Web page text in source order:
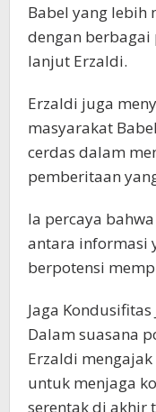
Babel yang lebih
dengan berbagai
lanjut Erzaldi.
Erzaldi juga
masyarakat
cerdas dalam
pemberitaan
Ia percaya
antara informasi
berpotensi
Jaga
Dalam suasana
Erzaldi
untuk menjaga
serentak di akhir